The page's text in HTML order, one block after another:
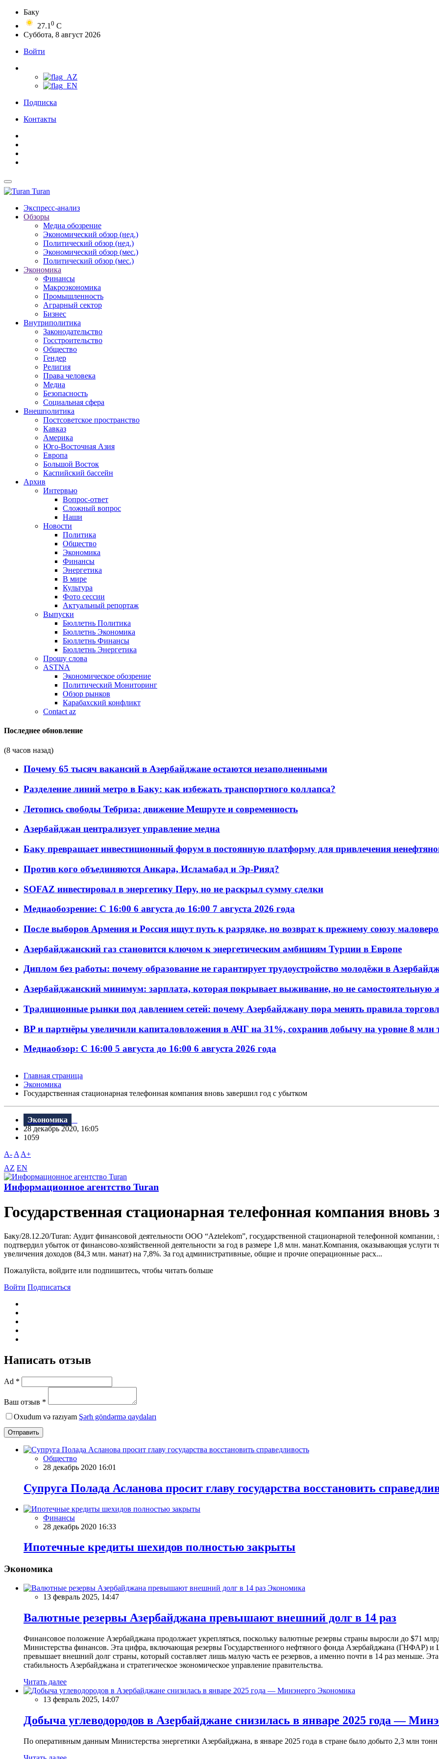
Баку
27.1 0 C
Суббота, 8 август 2026
Войти
Подписка
Контакты
Turan
Экспресс-анализ
Обзоры
Медиа обозрение
Экономический обзор (нед.)
Политический обзор (нед.)
Экономический обзор (мес.)
Политический обзор (мес.)
Экономика
Финансы
Макроэкономика
Промышленность
Аграрный сектор
Бизнес
Внутриполитика
Законодательство
Госстроительство
Общество
Гендер
Религия
Права человека
Медиа
Безопасность
Социальная сфера
Внешполитика
Постсоветское пространство
Кавказ
Америка
Юго-Восточная Азия
Европа
Большой Восток
Каспийский бассейн
Архив
Интервью
Вопрос-ответ
Сложный вопрос
Наши
Новости
Политика
Общество
Экономика
Финансы
Энергетика
В мире
Культура
Фото сессии
Актуальный репортаж
Выпуски
Бюллетнь Политика
Бюллетнь Экономика
Бюллетнь Финансы
Бюллетнь Энергетика
Прошу слова
ASTNA
Экономическое обозрение
Политический Мониторинг
Обзор рынков
Карабахский конфликт
Contact az
Последнее обновление
(8 часов назад)
Почему 65 тысяч вакансий в Азербайджане остаются незаполненными
Разделение линий метро в Баку: как избежать транспортного коллапса?
Летопись свободы Тебриза: движение Мешруте и современность
Азербайджан централизует управление медиа
Баку превращает инвестиционный форум в постоянную платформу для привлечения
Против кого объединяются Анкара, Исламабад и Эр-Рияд?
SOFAZ инвестировал в энергетику Перу, но не раскрыл сумму сделки
Медиаобозрение: С 16:00 6 августа до 16:00 7 августа 2026 года
После выборов Армения и Россия ищут путь к разрядке, но возврат к прежнему союзу
Азербайджанский газ становится ключом к энергетическим амбициям Турции в Европе
Диплом без работы: почему образование не гарантирует трудоустройство молодёжи в
Азербайджанский минимум: зарплата, которая покрывает выживание, но не самостоятельную
Традиционные рынки под давлением сетей: почему Азербайджану пора менять правила
BP и партнёры увеличили капиталовложения в АЧГ на 31%, сохранив добычу на уровне 8 млн
Медиаобзор: С 16:00 5 августа до 16:00 6 августа 2026 года
Главная страница
Экономика
Государственная стационарная телефонная компания вновь завершил год с убытком
Экономика
28 декабрь 2020, 16:05
1059
A- A A+
AZ EN
Информационное агентство Turan
Государственная стационарная телефонная компания
Баку/28.12.20/Turan: Аудит финансовой деятельности ООО “Aztelekom”, государственной стационарной телефонной компании,
подтвердил убыток от финансово-хозяйственной деятельности за год в размере 1,8 млн. манат.Компания, оказывающая услуги
увеличения доходов (84,3 млн. манат) на 7,8%. За год административные, общие и прочие операционные расх...
Пожалуйста, войдите или подпишитесь, чтобы читать больше
Войти Подписаться
Написать отзыв
Ad *
Ваш отзыв *
Oxudum və razıyam Şərh göndərmə qaydaları
Отправить
Общество
28 декабрь 2020 16:01
Супруга Полада Асланова просит главу государства восстановить
Финансы
28 декабрь 2020 16:33
Ипотечные кредиты шехидов полностью закрыты
Экономика
Экономика
13 февраль 2025, 14:47
Валютные резервы Азербайджана превышают внешний долг в 14 раз
Финансовое положение Азербайджана продолжает укрепляться, поскольку валютные резервы страны выросли до $71
Министерства финансов. Эта цифра, включающая резервы Государственного нефтяного фонда Азербайджана (ГНФАР) и
превышает внешний долг страны, который составляет лишь малую часть ее резервов, а именно почти в 14 раз меньше.
стабильность Азербайджана и стратегическое экономическое управление правительства.
Читать далее
Экономика
13 февраль 2025, 14:07
Добыча углеводородов в Азербайджане снизилась в январе 2025 года —
По оперативным данным Министерства энергетики Азербайджана, в январе 2025 года в стране было добыто 2,3 млн тонн